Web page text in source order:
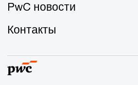
PwC новости
Контакты